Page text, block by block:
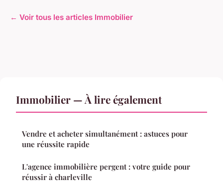
← Voir tous les articles Immobilier
Immobilier — À lire également
Vendre et acheter simultanément : astuces pour
une réussite rapide
L'agence immobilière pergent : votre guide pour
réussir à charleville